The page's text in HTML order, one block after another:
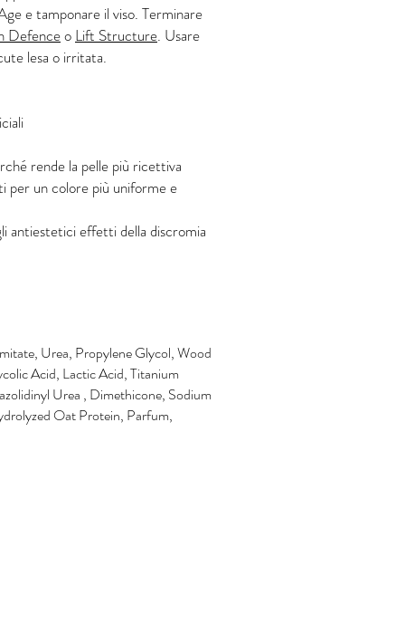
e tamponare il viso. Terminare
Defenceo Lift Structure. Usare
lesa o irritata.
rende la pelle più ricettiva
per un colore più uniforme e
antiestetici effetti della discromia
Urea, Propylene Glycol, Wood
Acid, Lactic Acid, Titanium
Urea , Dimethicone, Sodium
Oat Protein, Parfum,